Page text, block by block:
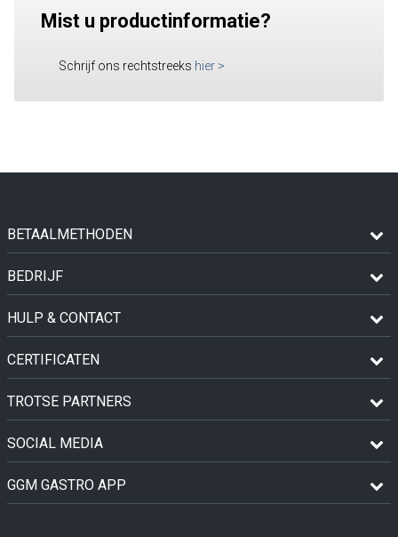
Mist u productinformatie?
Schrijf ons rechtstreeks hier >
BETAALMETHODEN
BEDRIJF
HULP & CONTACT
CERTIFICATEN
TROTSE PARTNERS
SOCIAL MEDIA
GGM GASTRO APP